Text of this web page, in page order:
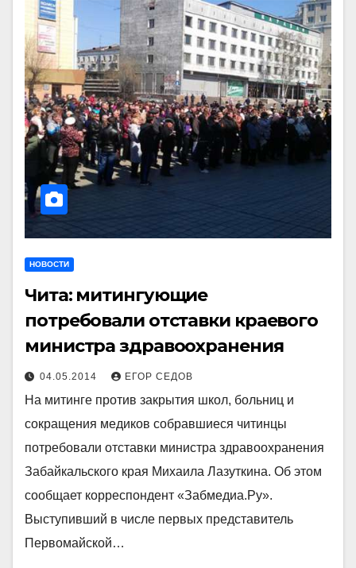
НОВОСТИ
Чита: митингующие
потребовали отставки краевого
министра здравоохранения
04.05.2014 ЕГОР СЕДОВ
На митинге против закрытия школ, больниц и
сокращения медиков собравшиеся читинцы
потребовали отставки министра здравоохранения
Забайкальского края Михаила Лазуткина. Об этом
сообщает корреспондент «Забмедиа.Ру».
Выступивший в числе первых представитель
Первомайской…